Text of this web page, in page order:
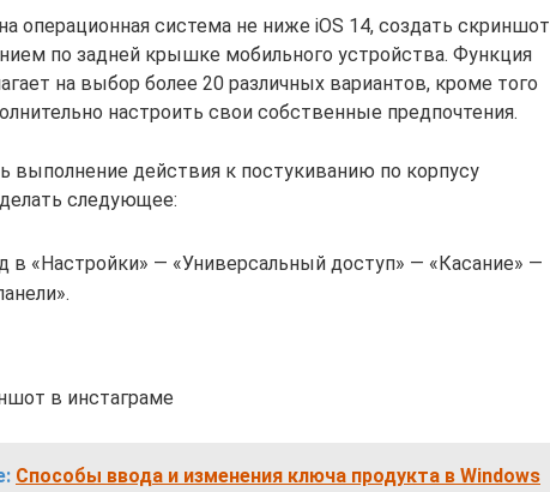
операционная система не ниже iOS 14, создать скриншот
по задней крышке мобильного устройства. Функция
на выбор более 20 различных вариантов, кроме того
настроить свои собственные предпочтения.
выполнение действия к постукиванию по корпусу
следующее:
в «Настройки» ― «Универсальный доступ» ― «Касание» ―
в инстаграме
Способы ввода и изменения ключа продукта в Windows